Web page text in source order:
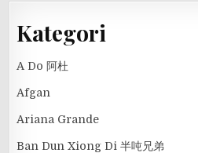
Kategori
A Do 阿杜
Afgan
Ariana Grande
Ban Dun Xiong Di 半吨兄弟